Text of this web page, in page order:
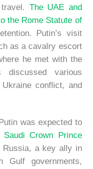
The UAE and
the Rome Statute of
Putin’s visit
as a cavalry escort
he met with the
discussed various
conflict, and
was expected to
Crown Prince
a key ally in
Gulf governments,